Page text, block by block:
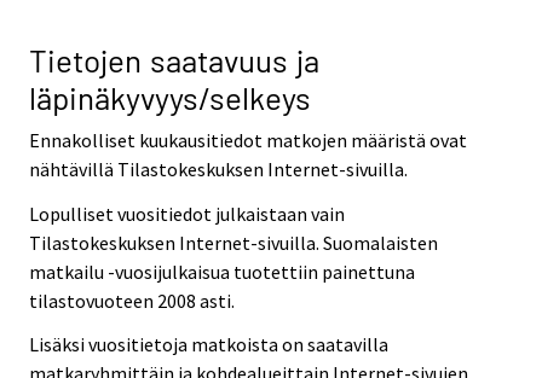
Tietojen saatavuus ja
läpinäkyvyys/selkeys
Ennakolliset kuukausitiedot matkojen määristä ovat
nähtävillä Tilastokeskuksen Internet-sivuilla.
Lopulliset vuositiedot julkaistaan vain
Tilastokeskuksen Internet-sivuilla. Suomalaisten
matkailu -vuosijulkaisua tuotettiin painettuna
tilastovuoteen 2008 asti.
Lisäksi vuositietoja matkoista on saatavilla